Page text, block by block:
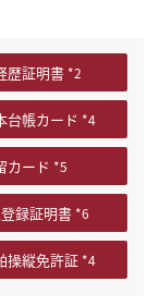
歴証明書
台帳カード
カード
録証明書
操縦免許証